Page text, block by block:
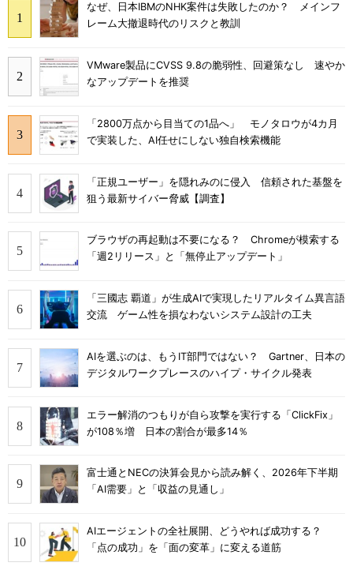
なぜ、日本IBMのNHK案件は失敗したのか？ メインフ
レーム大撤退時代のリスクと教訓
VMware製品にCVSS 9.8の脆弱性、回避策なし 速やか
なアップデートを推奨
「2800万点から目当ての1品へ」 モノタロウが4カ月
で実装した、AI任せにしない独自検索機能
「正規ユーザー」を隠れみのに侵入 信頼された基盤を
狙う最新サイバー脅威【調査】
ブラウザの再起動は不要になる？ Chromeが模索する
「週2リリース」と「無停止アップデート」
「三國志 覇道」が生成AIで実現したリアルタイム異言語
交流 ゲーム性を損なわないシステム設計の工夫
AIを選ぶのは、もうIT部門ではない？ Gartner、日本の
デジタルワークプレースのハイプ・サイクル発表
エラー解消のつもりが自ら攻撃を実行する「ClickFix」
が108％増 日本の割合が最多14％
富士通とNECの決算会見から読み解く、2026年下半期
「AI需要」と「収益の見通し」
AIエージェントの全社展開、どうやれば成功する？
「点の成功」を「面の変革」に変える道筋